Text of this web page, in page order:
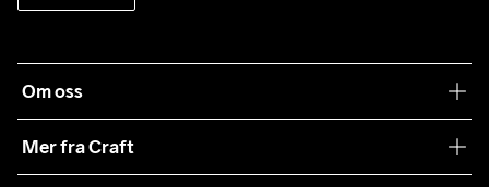
Om oss
Mer fra Craft